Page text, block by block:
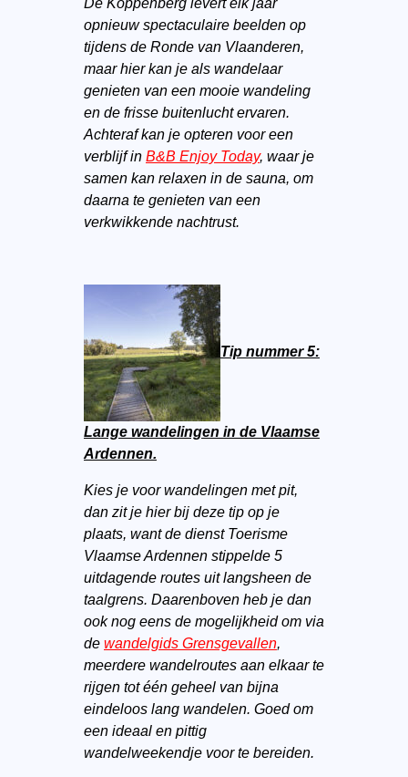
De Koppenberg levert elk jaar
opnieuw spectaculaire beelden op
tijdens de Ronde van Vlaanderen,
maar hier kan je als wandelaar
genieten van een mooie wandeling
en de frisse buitenlucht ervaren.
Achteraf kan je opteren voor een
verblijf in B&B Enjoy Today, waar je
samen kan relaxen in de sauna, om
daarna te genieten van een
verkwikkende nachtrust.
Tip nummer 5:
Lange wandelingen in de Vlaamse
Ardennen.
Kies je voor wandelingen met pit,
dan zit je hier bij deze tip op je
plaats, want de dienst Toerisme
Vlaamse Ardennen stippelde 5
uitdagende routes uit langsheen de
taalgrens. Daarenboven heb je dan
ook nog eens de mogelijkheid om via
de wandelgids Grensgevallen,
meerdere wandelroutes aan elkaar te
rijgen tot één geheel van bijna
eindeloos lang wandelen. Goed om
een ideaal en pittig
wandelweekendje voor te bereiden.